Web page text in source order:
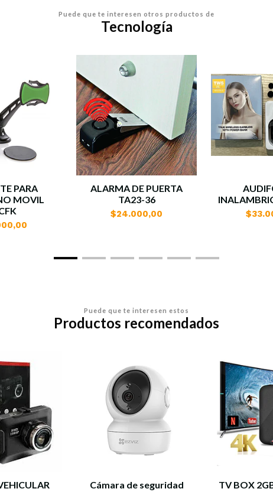
Puede que te interesen otros productos de
Tecnología
PARA
MOVIL
ALARMA DE PUERTA
TA23-36
$24.000,00
Puede que te interesen estos
Productos recomendados
Cámara de seguridad
TV BOX